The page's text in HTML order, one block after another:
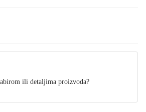
ili detaljima proizvoda?